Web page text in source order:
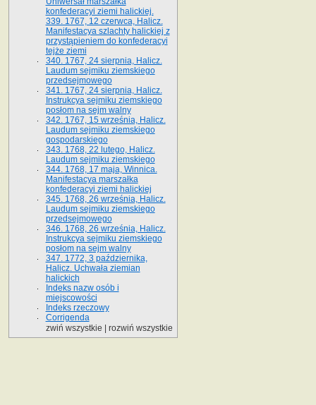
konfederacyi ziemi halickiej.
339. 1767, 12 czerwca, Halicz.
Manifestacya szlachty halickiej z
przystąpieniem do konfederacyi
tejże ziemi
340. 1767, 24 sierpnia, Halicz.
Laudum sejmiku ziemskiego
przedsejmowego
341. 1767, 24 sierpnia, Halicz.
Instrukcya sejmiku ziemskiego
posłom na sejm walny
342. 1767, 15 września, Halicz.
Laudum sejmiku ziemskiego
gospodarskiego
343. 1768, 22 lutego, Halicz.
Laudum sejmiku ziemskiego
344. 1768, 17 maja, Winnica.
Manifestacya marszałka
konfederacyi ziemi halickiej
345. 1768, 26 września, Halicz.
Laudum sejmiku ziemskiego
przedsejmowego
346. 1768, 26 września, Halicz.
Instrukcya sejmiku ziemskiego
posłom na sejm walny
347. 1772, 3 października,
Halicz. Uchwała ziemian
halickich
Indeks nazw osób i
miejscowości
Indeks rzeczowy
Corrigenda
zwiń wszystkie
rozwiń wszystkie